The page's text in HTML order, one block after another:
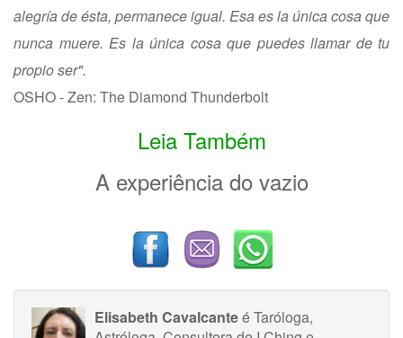
alegría de ésta, permanece igual. Esa es la única cosa que
nunca muere. Es la única cosa que puedes llamar de tu
propio ser".
OSHO - Zen: The Diamond Thunderbolt
Leia Também
A experiência do vazio
Elisabeth Cavalcanteé Taróloga,